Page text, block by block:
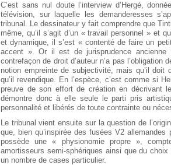
C’est sans nul doute l’interview d’Hergé,
télévision, sur laquelle les demanderesses
tribunal. Le dessinateur y fait comprendre que
même, qu’il s’agit d’un « travail personnel » et
et dynamique, il s’est « contenté de faire un
accent ». Or il est de jurisprudence
contrefaçon de droit d’auteur n’a pas l’obligation
notion empreinte de subjectivité, mais qu’il
qu’il revendique. En l’espèce, c’est comme si
preuve de son effort de création en décrivant
démontre donc à elle seule le parti pris
personnalité et libérés de toute contrainte ou
Le tribunal vient ensuite sur la question de
que, bien qu’inspirée des fusées V2 allemandes
possède une « physionomie propre »,
amortisseurs semi-sphériques ainsi que du
un nombre de cases particulier.